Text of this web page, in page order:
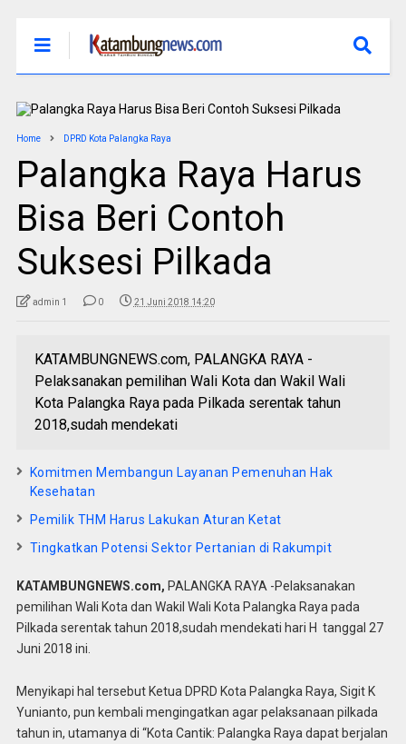
Home DPRD Kota Palangka Raya
Palangka Raya Harus
Bisa Beri Contoh
Suksesi Pilkada
admin 1 0 21 Juni 2018 14:20
KATAMBUNGNEWS.com, PALANGKA RAYA -
Pelaksanakan pemilihan Wali Kota dan Wakil Wali
Kota Palangka Raya pada Pilkada serentak tahun
2018,sudah mendekati
Komitmen Membangun Layanan Pemenuhan Hak
Kesehatan
Pemilik THM Harus Lakukan Aturan Ketat
Tingkatkan Potensi Sektor Pertanian di Rakumpit
KATAMBUNGNEWS.com, PALANGKA RAYA -Pelaksanakan
pemilihan Wali Kota dan Wakil Wali Kota Palangka Raya pada
Pilkada serentak tahun 2018,sudah mendekati hari H tanggal 27
Juni 2018 ini.
Menyikapi hal tersebut Ketua DPRD Kota Palangka Raya, Sigit K
Yunianto, pun kembali mengingatkan agar pelaksanaan pilkada
tahun in, utamanya di “Kota Cantik: Palangka Raya dapat berjalan